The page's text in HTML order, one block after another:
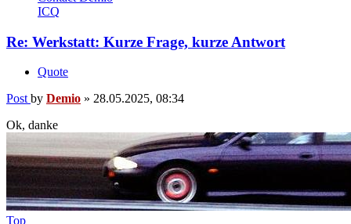
ICQ
Re: Werkstatt: Kurze Frage, kurze Antwort
Quote
Post by Demio » 28.05.2025, 08:34
Ok, danke
Top